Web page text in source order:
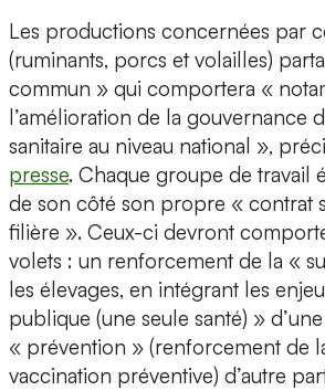
Les productions concernées par
(ruminants, porcs et volailles)
commun » qui comportera «
l’amélioration de la gouvernance
sanitaire au niveau national »,
presse. Chaque groupe de travail
de son côté son propre « contrat
filière ». Ceux-ci devront
volets : un renforcement de la «
les élevages, en intégrant les
publique (une seule santé) »
« prévention » (renforcement de
vaccination préventive) d’autre